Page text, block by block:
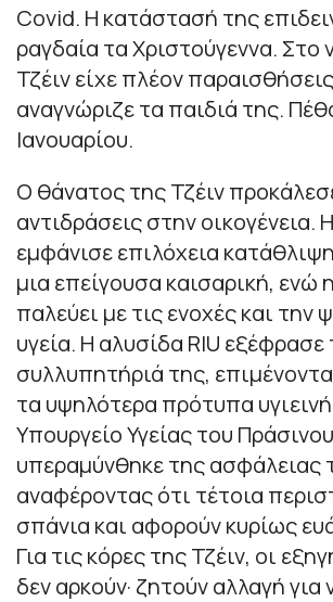
Covid. Η κατάστασή της
ραγδαία τα Χριστούγεννα. Στο
Τζέιν είχε πλέον
αναγνώριζε τα παιδιά της.
Ιανουαρίου.
Ο θάνατος της Τζέιν
αντιδράσεις στην οικογένεια. Η
εμφάνισε επιλόχεια
μια επείγουσα καισαρική, ενώ
παλεύει με τις ενοχές και την
υγεία. Η αλυσίδα RIU εξέφρασε
συλλυπητήριά της,
τα υψηλότερα πρότυπα
Υπουργείο Υγείας του
υπεραμύνθηκε της ασφάλειας
αναφέροντας ότι τέτοια
σπάνια και αφορούν κυρίως
Για τις κόρες της Τζέιν, οι
δεν αρκούν· ζητούν αλλαγή